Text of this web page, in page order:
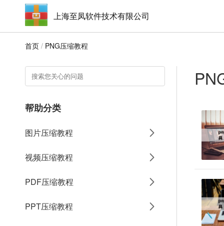
上海至凤软件技术有限公司
首页 / PNG压缩教程
帮助分类
图片压缩教程
视频压缩教程
PDF压缩教程
PPT压缩教程